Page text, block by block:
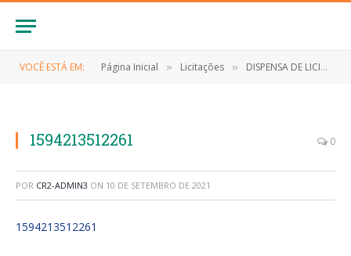
VOCÊ ESTÁ EM: Página Inicial » Licitações » DISPENSA DE LICITAÇÃO Nº 021/2020 (Contratação de empresa para a aquisição de equipamentos de interesse da Rede Municipal de Saúde, referente as medidas de enfrentamento ao Novo Coronavírus (Covid-19))
1594213512261 0
POR CR2-ADMIN3 ON 10 DE SETEMBRO DE 2021
1594213512261